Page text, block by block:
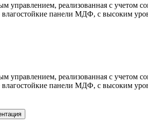
управлением, реализованная с учетом
панели МДФ, с высоким
управлением, реализованная с учетом
панели МДФ, с высоким